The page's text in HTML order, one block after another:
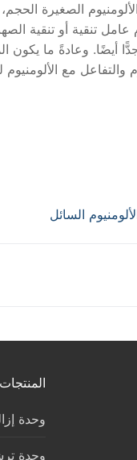
الصغيرة الحجم،
تنقية أو تنقية
أيضًا. وعادةً ما
مع الألومنيوم
السائل
وحدة
وحدة